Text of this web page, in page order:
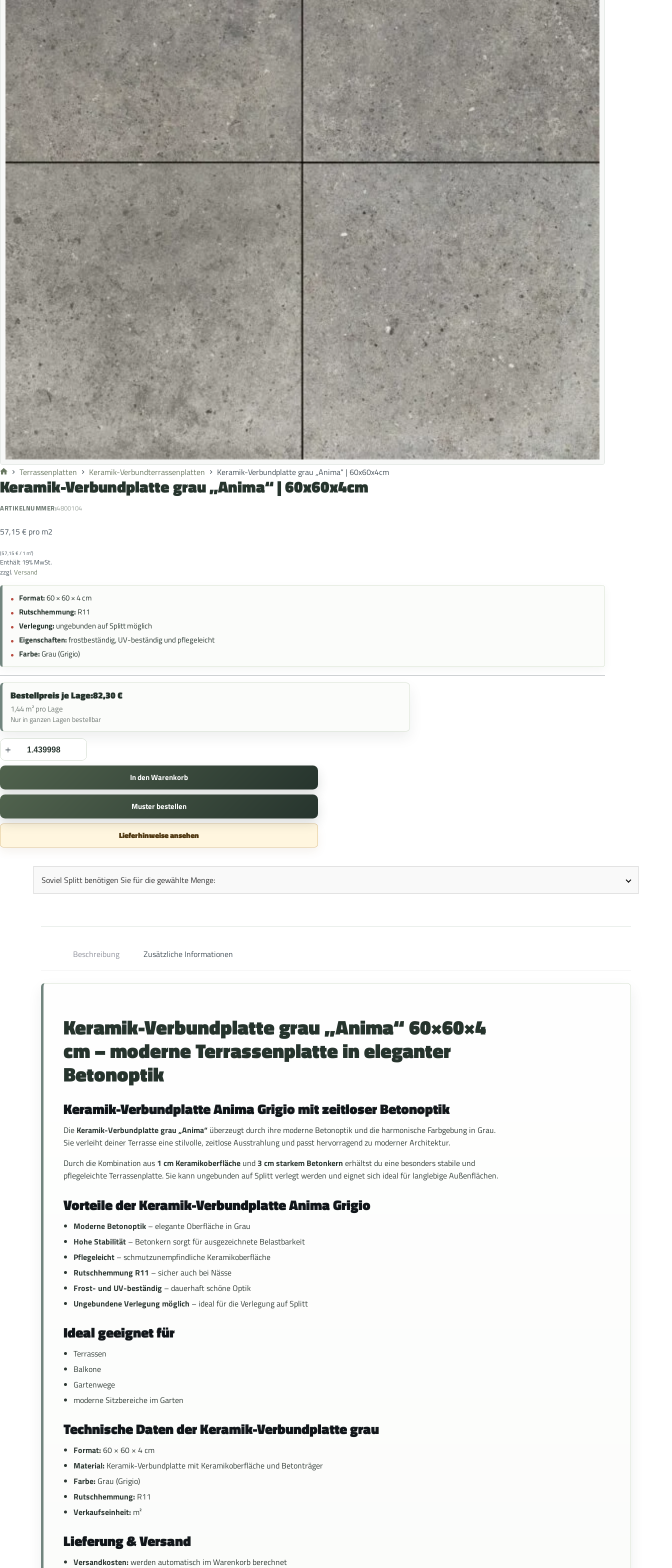
Terrassenplatten Keramik-Verbundterrassenplatten Keramik-Verbundplatte grau „Anima“ | 60x60x4cm
Keramik-Verbundplatte grau „Anima“ | 60x60x4cm
ARTIKELNUMMER:4800104
57,15 € pro m2
(57,15 € / 1 m²)
Enthält 19% MwSt.
zzgl. Versand
Format:60 × 60 × 4 cm
Rutschhemmung: R11
Verlegung: ungebunden auf Splitt möglich
Eigenschaften:frostbeständig, UV-beständig und pflegeleicht
Farbe:Grau (Grigio)
Bestellpreis je Lage:82,30€
1,44 m² pro Lage
Nur in ganzen Lagen bestellbar
In den Warenkorb
Muster bestellen
Lieferhinweise ansehen
Soviel Splitt benötigen Sie für die gewählte Menge:
Beschreibung Zusätzliche Informationen
Keramik-Verbundplatte grau „Anima“ 60×60×4
cm – moderne Terrassenplatte in eleganter
Betonoptik
Keramik-Verbundplatte Anima Grigio mit zeitloser Betonoptik
Die Keramik-Verbundplatte grau „Anima“ überzeugt durch ihre moderne Betonoptik und die harmonische Farbgebung in Grau.
Sie verleiht deiner Terrasse eine stilvolle, zeitlose Ausstrahlung und passt hervorragend zu moderner Architektur.
Durch die Kombination aus 1 cm Keramikoberfläche und 3 cm starkem Betonkern erhältst du eine besonders stabile und
pflegeleichte Terrassenplatte. Sie kann ungebunden auf Splitt verlegt werden und eignet sich ideal für langlebige Außenflächen.
Vorteile der Keramik-Verbundplatte Anima Grigio
Moderne Betonoptik – elegante Oberfläche in Grau
Hohe Stabilität – Betonkern sorgt für ausgezeichnete Belastbarkeit
Pflegeleicht – schmutzunempfindliche Keramikoberfläche
Rutschhemmung R11 – sicher auch bei Nässe
Frost- und UV-beständig – dauerhaft schöne Optik
Ungebundene Verlegung möglich – ideal für die Verlegung auf Splitt
Ideal geeignet für
Terrassen
Balkone
Gartenwege
moderne Sitzbereiche im Garten
Technische Daten der Keramik-Verbundplatte grau
Format:60 × 60 × 4 cm
Material: Keramik-Verbundplatte mit Keramikoberfläche und Betonträger
Farbe: Grau (Grigio)
Rutschhemmung: R11
Verkaufseinheit: m²
Lieferung & Versand
Versandkosten:werden automatisch im Warenkorb berechnet